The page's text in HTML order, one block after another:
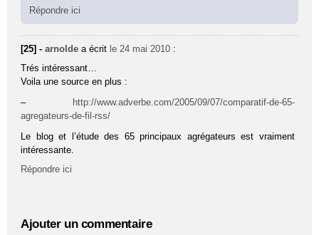
Répondre ici
[25] -arnolde a écrit le 24 mai 2010 :
Trés intéressant…
Voila une source en plus :
–
http://www.adverbe.com/2005/09/07/comparatif-de-65-
agregateurs-de-fil-rss/
Le blog et l’étude des 65 principaux agrégateurs est vraiment
intéressante.
Répondre ici
Ajouter un commentaire